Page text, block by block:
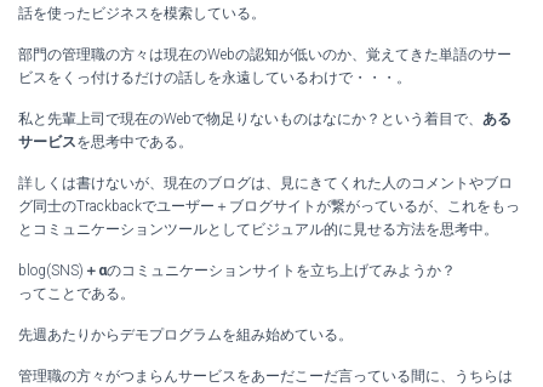
話を使ったビジネスを模索している。
部門の管理職の方々は現在のWebの認知が低いのか、覚えてきた単語のサー
ビスをくっ付けるだけの話しを永遠しているわけで・・・。
私と先輩上司で現在のWebで物足りないものはなにか？という着目で、 ある
サービスを思考中である。
詳しくは書けないが、現在のブログは、見にきてくれた人のコメントやブロ
グ同士のTrackbackでユーザー＋ブログサイトが繋がっているが、これをもっ
とコミュニケーションツールとしてビジュアル的に見せる方法を思考中。
blog(SNS) ＋αのコミュニケーションサイトを立ち上げてみようか？
ってことである。
先週あたりからデモプログラムを組み始めている。
管理職の方々がつまらんサービスをあーだこーだ言っている間に、うちらは